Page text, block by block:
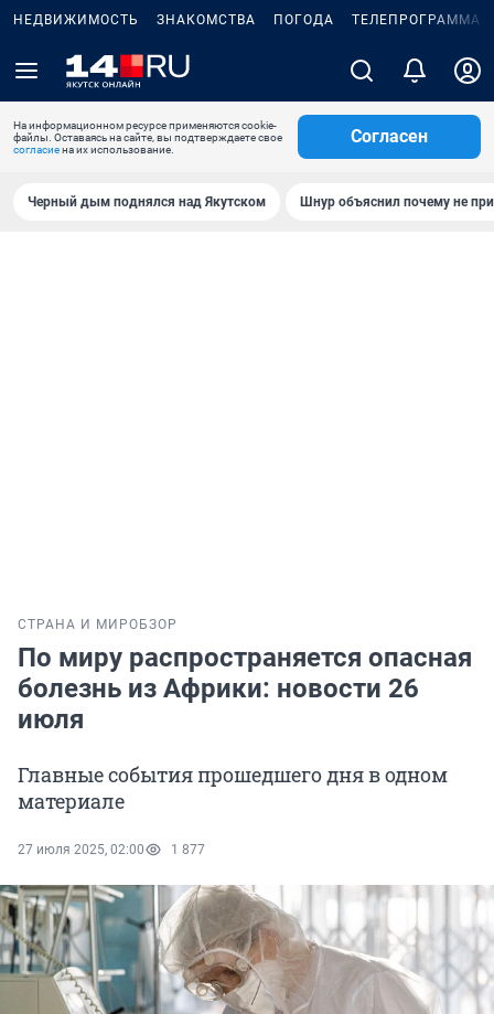
НЕДВИЖИМОСТЬ ЗНАКОМСТВА ПОГОДА ТЕЛЕПРОГРАММА
На информационном ресурсе применяются cookie-
файлы. Оставаясь на сайте, вы подтверждаете свое
согласиена их использование.
Согласен
Черный дым поднялся над Якутском Шнур объяснил почему не
СТРАНА И МИРОБЗОР
По миру распространяется опасная
болезнь из Африки: новости 26
июля
Главные события прошедшего дня в одном
материале
27 июля 2025, 02:00 1 877